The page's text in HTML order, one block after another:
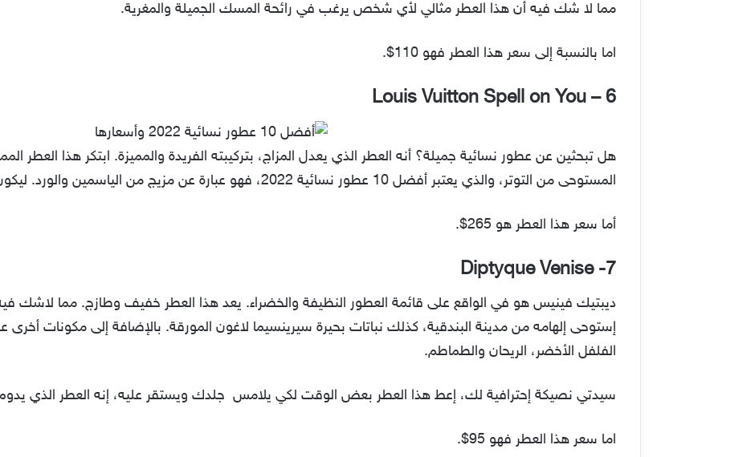
مما لا شك فيه أن هذا العطر مثالي لأي شخص يرغب في رائحة المسك الجميلة والمغرية.
اما بالنسبة إلى سعر هذا العطر فهو 110$.
6 –
Louis Vuitton Spell on You
هل تبحثين عن عطور نسائية جميلة؟ أنه العطر الذي يعدل المزاج، بتركيبته الفريدة والمميزة. ابتكر هذا العطر
المستوحى من التوتر، والذي يعتبر أفضل 10 عطور نسائية 2022، فهو عبارة عن مزيج من الياسمين والورد. ليكون العطر المسكر واللعب معا.
أما سعر هذا العطر هو 265$.
7-
Diptyque Venise
ديبتيك فينيس هو في الواقع على قائمة العطور النظيفة والخضراء. يعد هذا العطر خفيف وطازج. مما لاشك
إستوحى إلهامه من مدينة البندقية، كذلك نباتات بحيرة سيرينسيما لاغون المورقة. بالإضافة إلى مكونات أخرى
الفلفل الأخضر، الريحان والطماطم.
سيدتي نصيكة إحترافية لك، إعط هذا العطر بعض الوقت لكي يلامس جلدك ويستقر عليه، إنه العطر الذي
اما سعر هذا العطر فهو 95$.